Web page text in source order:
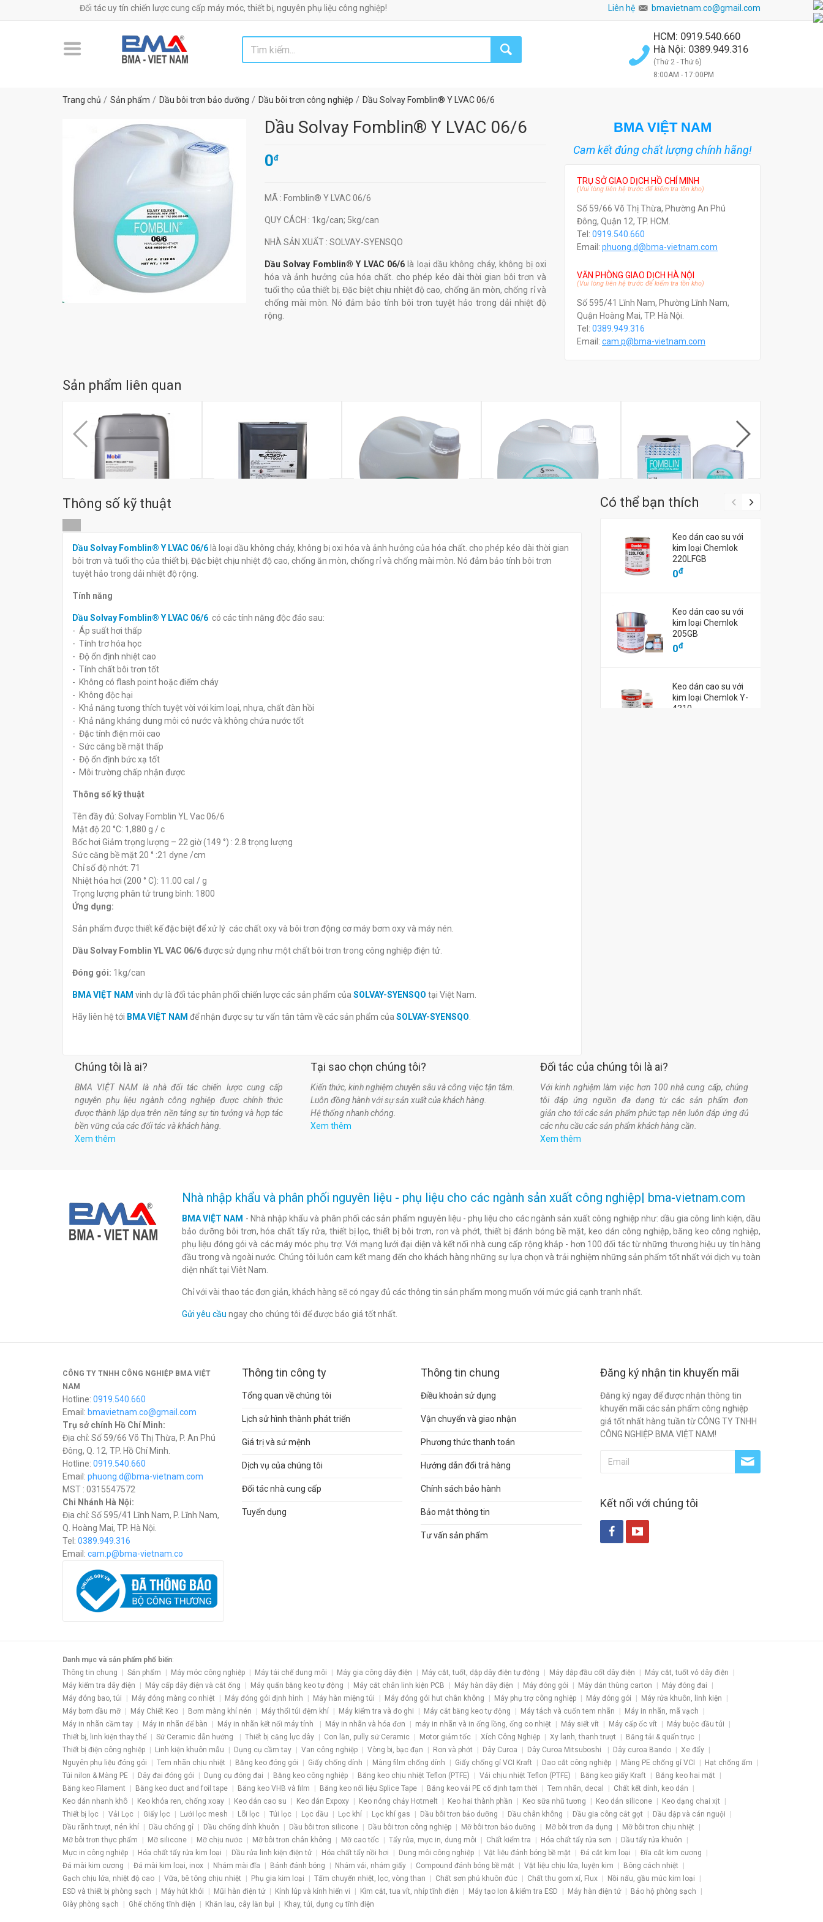
Đối tác uy tín chiến lược cung cấp máy móc, thiết bị, nguyên phụ liệu công nghiệp! Liên hệ bmavietnam.co@gmail.com
HCM: 0919.540.660
Hà Nội: 0389.949.316
(Thứ 2 - Thứ 6)
8:00AM - 17:00PM
Trang chủ Sản phẩm Dầu bôi trơn bảo dưỡng Dầu bôi trơn công nghiệp Dầu Solvay Fomblin® Y LVAC 06/6
Dầu Solvay Fomblin® Y LVAC 06/6
0đ
MÃ : Fomblin® Y LVAC 06/6
QUY CÁCH : 1kg/can; 5kg/can
NHÀ SẢN XUẤT : SOLVAY-SYENSQO
Dầu Solvay Fomblin® Y LVAC 06/6 là loại dầu không cháy, không bị oxi
hóa và ảnh hưởng của hóa chất. cho phép kéo dài thời gian bôi trơn và
tuổi thọ của thiết bị. Đặc biệt chịu nhiệt độ cao, chống ăn mòn, chống rỉ và
chống mài mòn. Nó đảm bảo tính bôi trơn tuyệt hảo trong dải nhiệt độ
rộng.
BMA VIỆT NAM
Cam kết đúng chất lượng chính hãng!
TRỤ SỞ GIAO DỊCH HỒ CHÍ MINH
(Vui lòng liên hệ trước để kiểm tra tồn kho)
Số 59/66 Võ Thị Thừa, Phường An Phú
Đông, Quận 12, TP. HCM.
Tel: 0919.540.660
Email: phuong.d@bma-vietnam.com
VĂN PHÒNG GIAO DỊCH HÀ NỘI
(Vui lòng liên hệ trước để kiểm tra tồn kho)
Số 595/41 Lĩnh Nam, Phường Lĩnh Nam,
Quận Hoàng Mai, TP. Hà Nội.
Tel: 0389.949.316
Email: cam.p@bma-vietnam.com
Sản phẩm liên quan
Mobile Pyrolube 830
0
P70 (M)
0đ 0đ
Dầu Solvay Fomblin® W 150
0đ
Thông số kỹ thuật
Dầu Solvay Fomblin® Y LVAC 06/6 là loại dầu không cháy, không bị oxi hóa và ảnh hưởng của hóa chất. cho phép kéo dài thời gian
bôi trơn và tuổi thọ của thiết bị. Đặc biệt chịu nhiệt độ cao, chống ăn mòn, chống rỉ và chống mài mòn. Nó đảm bảo tính bôi trơn
tuyệt hảo trong dải nhiệt độ rộng.
Tính năng
Dầu Solvay Fomblin® Y LVAC 06/6 có các tính năng độc đáo sau:
- Áp suất hơi thấp
- Tính trơ hóa học
- Độ ổn định nhiệt cao
- Tính chất bôi trơn tốt
- Không có flash point hoặc điểm cháy
- Không độc hại
- Khả năng tương thích tuyệt vời với kim loại, nhựa, chất đàn hồi
- Khả năng kháng dung môi có nước và không chứa nước tốt
- Đặc tính điện môi cao
- Sức căng bề mặt thấp
- Độ ổn định bức xạ tốt
- Môi trường chấp nhận được
Thông số kỹ thuật
Tên đầy đủ: Solvay Fomblin YL Vac 06/6
Mật độ 20 °C: 1,880 g / c
Bốc hơi Giảm trọng lượng – 22 giờ (149 °) : 2.8 trọng lượng
Sức căng bề mặt 20 ° :21 dyne /cm
Chỉ số độ nhớt: 71
Nhiệt hóa hơi (200 ° C): 11.00 cal / g
Trọng lượng phân tử trung bình: 1800
Ứng dụng:
Sản phẩm được thiết kế đặc biệt để xử lý các chất oxy và bôi trơn động cơ máy bơm oxy và máy nén.
Dầu Solvay Fomblin YL VAC 06/6được sử dụng như một chất bôi trơn trong công nghiệp điện tử.
Đóng gói: 1kg/can
BMA VIỆT NAM vinh dự là đối tác phân phối chiến lược các sản phẩm của SOLVAY-SYENSQO tại Việt Nam.
Hãy liên hệ tới BMA VIỆT NAM để nhận được sự tư vấn tân tâm về các sản phẩm của SOLVAY-SYENSQO
Có thể bạn thích
Keo dán cao su với
kim loại Chemlok
220LFGB
0đ
Keo dán cao su với
kim loại Chemlok
205GB
0đ
Keo dán cao su với
kim loại Chemlok Y-
4310
Chúng tôi là ai?
BMA VIỆT NAM là nhà đối tác chiến lược cung cấp
nguyên phụ liệu ngành công nghiệp được chính thức
được thành lập dựa trên nền tảng sự tin tưởng và hợp tác
bền vững của các đối tác và khách hàng.
Xem thêm
Tại sao chọn chúng tôi?
Kiến thức, kinh nghiệm chuyên sâu và công việc tận tâm.
Luôn đồng hành với sự sản xuất của khách hàng.
Hệ thống nhanh chóng.
Xem thêm
Đối tác của chúng tôi là ai?
Với kinh nghiệm làm việc hơn 100 nhà cung cấp, chúng
tôi đáp ứng nguồn đa dạng từ các sản phẩm đơn
giản cho tới các sản phẩm phức tạp nên luôn đáp ứng đủ
các nhu cầu các sản phẩm khách hàng cần.
Xem thêm
Nhà nhập khẩu và phân phối nguyên liệu - phụ liệu cho các ngành sản xuất công nghiệp| bma-vietnam.com
BMA VIỆT NAM - Nhà nhập khẩu và phân phối các sản phẩm nguyên liệu - phụ liệu cho các ngành sản xuất công nghiệp như: dầu gia công linh kiện, dầu
bảo dưỡng bôi trơn, hóa chất tẩy rửa, thiết bị lọc, thiết bị bôi trơn, ron và phớt, thiết bị đánh bóng bề mặt, keo dán công nghiệp, băng keo công nghiệp,
phụ liệu đóng gói và các máy móc phụ trợ. Với mạng lưới đại diện và kết nối nhà cung cấp rộng khắp - hơn 100 đối tác từ những thương hiệu uy tín hàng
đầu trong và ngoài nước. Chúng tôi luôn cam kết mang đến cho khách hàng những sự lựa chọn và trải nghiệm những sản phẩm tốt nhất với dịch vụ toàn
diện nhất tại Viêt Nam.
Chỉ với vài thao tác đơn giản, khách hàng sẽ có ngay đủ các thông tin sản phẩm mong muốn với mức giá cạnh tranh nhất.
Gửi yêu cầu ngay cho chúng tôi để được báo giá tốt nhất.
CÔNG TY TNHH CÔNG NGHIỆP BMA VIỆT
NAM
Hotline: 0919.540.660
Email: bmavietnam.co@gmail.com
Trụ sở chính Hồ Chí Minh:
Địa chỉ: Số 59/66 Võ Thị Thừa, P. An Phú
Đông, Q. 12, TP. Hồ Chí Minh.
Hotline: 0919.540.660
Email: phuong.d@bma-vietnam.com
MST : 0315547572
Chi Nhánh Hà Nội:
Địa chỉ: Số 595/41 Lĩnh Nam, P. Lĩnh Nam,
Q. Hoàng Mai, TP. Hà Nội.
Tel: 0389.949.316
Email: cam.p@bma-vietnam.co
Thông tin công ty
Tổng quan về chúng tôi
Lịch sử hình thành phát triển
Giá trị và sứ mệnh
Dịch vụ của chúng tôi
Đối tác nhà cung cấp
Tuyển dụng
Thông tin chung
Điều khoản sử dụng
Vận chuyển và giao nhận
Phương thức thanh toán
Hướng dẫn đổi trả hàng
Chính sách bảo hành
Bảo mật thông tin
Tư vấn sản phẩm
Đăng ký nhận tin khuyến mãi
Đăng ký ngay để được nhận thông tin
khuyến mãi các sản phẩm công nghiệp
giá tốt nhất hàng tuần từ CÔNG TY TNHH
CÔNG NGHIỆP BMA VIỆT NAM!
Kết nối với chúng tôi
Danh mục và sản phẩm phổ biến:
Thông tin chung
Sản phẩm Máy móc công nghiệp Máy tái chế dung môi Máy gia công dây điện Máy cắt, tuốt, dập dây điện tự động Máy dập đầu cốt dây điện
Máy cắt, tuốt vỏ dây điện
Máy kiểm tra dây điện
Máy cấp dây điện và cắt ống Máy quấn băng keo tự động Máy cắt chân linh kiện PCB Máy hàn dây điện Máy đóng gói Máy dán thùng carton
Máy đóng đai
Máy đóng bao, túi
Máy đóng màng co nhiệt Máy đóng gói định hình Máy hàn miệng túi Máy đóng gói hut chân không Máy phụ trợ công nghiệp Máy đóng gói
Máy rửa khuôn, linh kiện
Máy bơm dầu mỡ
Máy Chiết Keo Bơm màng khí nén Máy thổi túi đệm khí Máy kiểm tra và đo ghi Máy cắt băng keo tự động Máy tách và cuốn tem nhãn
Máy in nhãn, mã vạch
Máy in nhãn cầm tay
Máy in nhãn để bàn Máy in nhãn kết nối máy tính Máy in nhãn và hóa đơn máy in nhãn và in ống lồng, ống co nhiệt Máy siết vít Máy cấp ốc vít
Máy buộc đầu túi
Thiết bị, linh kiện thay thế
Sứ Ceramic dẫn hướng Thiết bị căng lực dây Con lăn, pully sứ Ceramic Motor giảm tốc Xích Công Nghiệp Xy lanh, thanh trượt
Băng tải & quấn trục
Thiết bị điện công nghiệp
Linh kiện khuôn mẫu Dụng cụ cầm tay Van công nghiệp Vòng bi, bạc đạn Ron và phớt Dây Curoa Dây Curoa Mitsuboshi Dây curoa Bando
Xe đẩy
Nguyên phụ liệu đóng gói
Tem nhãn chịu nhiệt Băng keo đóng gói Giấy chống dính Màng film chống dính Giấy chống gỉ VCI Kraft Dao cắt công nghiệp Màng PE chống gỉ VCI
Hạt chống ẩm
Túi nilon & Màng PE
Dây đai đóng gói Dụng cụ đóng đai Băng keo công nghiệp Băng keo chịu nhiệt Teflon (PTFE) Vải chịu nhiệt Teflon (PTFE) Băng keo giấy Kraft
Băng keo hai mặt
Băng keo Filament
Băng keo duct and foil tape Băng keo VHB và film Băng keo nối liệu Splice Tape Băng keo vải PE cố định tạm thời Tem nhãn, decal
Chất kết dính, keo dán
Keo dán nhanh khô
Keo khóa ren, chống xoay Keo dán cao su Keo dán Expoxy Keo nóng chảy Hotmelt Keo hai thành phần Keo sữa nhũ tương Keo dán silicone
Keo dạng chai xịt
Thiết bị lọc
Vải Lọc Giấy lọc Lưới lọc mesh Lõi lọc Túi lọc Lọc dầu Lọc khí Lọc khí gas Dầu bôi trơn bảo dưỡng Dầu chân không Dầu gia công cắt gọt
Dầu dập và cán nguội
Dầu rãnh trượt, nén khí
Dầu chống gỉ Dầu chống dính khuôn Dầu bôi trơn silicone Dầu bôi trơn công nghiệp Mỡ bôi trơn bảo dưỡng Mỡ bôi trơn đa dụng
Mỡ bôi trơn chịu nhiệt
Mỡ bôi trơn thực phẩm
Mỡ silicone Mỡ chịu nước Mỡ bôi trơn chân không Mỡ cao tốc Tẩy rửa, mực in, dung môi Chất kiểm tra Hóa chất tẩy rửa sơn
Dầu tẩy rửa khuôn
Mực in công nghiệp
Hóa chất tẩy rửa kim loại Dầu rửa linh kiện điện tử Hóa chất tẩy nồi hơi Dung môi công nghiệp Vật liệu đánh bóng bề mặt Đá cắt kim loại
Đĩa cắt kim cương
Đá mài kim cương
Đá mài kim loại, inox Nhám mài đĩa Bánh đánh bóng Nhám vải, nhám giấy Compound đánh bóng bề mặt Vật liệu chịu lửa, luyện kim
Bông cách nhiệt
Gạch chịu lửa, nhiệt độ cao
Vữa, bê tông chịu nhiệt Phụ gia kim loại Tấm chuyển nhiệt, lọc, vòng than Chất sơn phủ khuôn đúc Chất thu gom xỉ, Flux
Nồi nấu, gầu múc kim loại
ESD và thiết bị phòng sạch
Máy hút khói Mũi hàn điện tử Kính lúp và kính hiển vi Kìm cắt, tua vít, nhíp tĩnh điện Máy tạo Ion & kiểm tra ESD Máy hàn điện tử
Bảo hộ phòng sạch
Giày phòng sạch
Ghế chống tĩnh điện Khăn lau, cây lăn bụi Khay, túi, dụng cụ tĩnh điện